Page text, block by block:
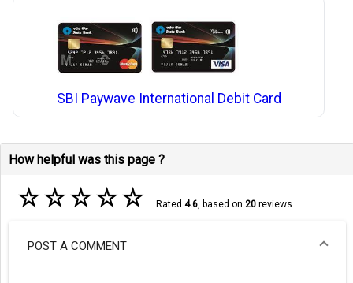
SBI Paywave International Debit Card
How helpful was this page ?
☆☆☆☆☆ Rated 4.6, based on 20reviews.
POST A COMMENT